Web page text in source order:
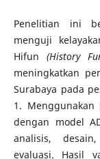
Penelitian ini
menguji
Hifun (History
meningkatkan
Surabaya pada
1. Menggunakan
dengan model
analisis,
evaluasi. Hasil